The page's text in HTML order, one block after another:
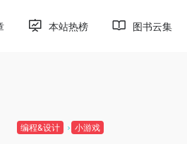
本站热榜 图书云集
编程&设计 小游戏